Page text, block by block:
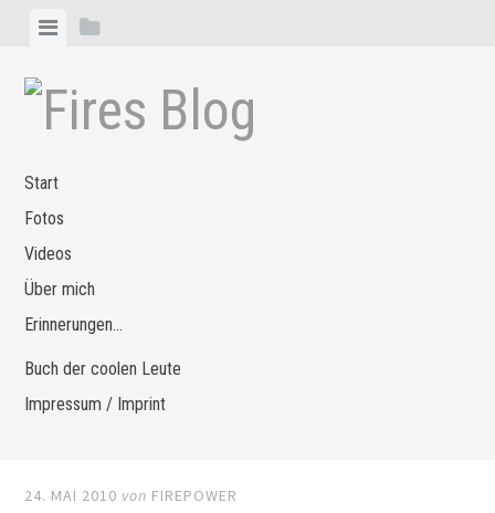
Zum
springen
MenüSeitenleiste
Start
Fotos
Videos
Über mich
Erinnerungen…
Buch der coolen Leute
Impressum / Imprint
24. MAI 2010 von FIREPOWER